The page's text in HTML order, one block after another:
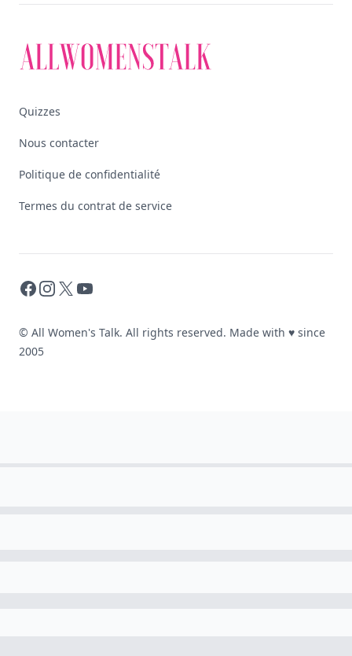
Quizzes
Nous contacter
Politique de confidentialité
Termes du contrat de service
Facebook
Instagram
X YouTube
© All Women's Talk. All rights reserved. Made with ♥ since
2005